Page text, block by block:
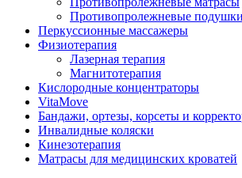
Противопролежневые подушки
Перкуссионные массажеры
Физиотерапия
Лазерная терапия
Магнитотерапия
Кислородные концентраторы
VitaMove
Бандажи, ортезы, корсеты и
Инвалидные коляски
Кинезотерапия
Матрасы для медицинских кроватей